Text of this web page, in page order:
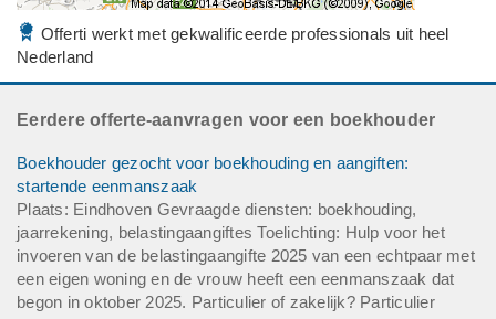
Offerti werkt met gekwalificeerde professionals uit heel
Nederland
Eerdere offerte-aanvragen voor een boekhouder
Boekhouder gezocht voor boekhouding en aangiften:
startende eenmanszaak
Plaats: Eindhoven Gevraagde diensten: boekhouding,
jaarrekening, belastingaangiftes Toelichting: Hulp voor het
invoeren van de belastingaangifte 2025 van een echtpaar met
een eigen woning en de vrouw heeft een eenmanszaak dat
begon in oktober 2025. Particulier of zakelijk? Particulier